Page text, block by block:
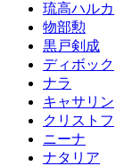
琉高ハルカ
物部勲
黒戸剣成
ディボック
ナラ
キャサリン
クリストフ
ニーナ
ナタリア